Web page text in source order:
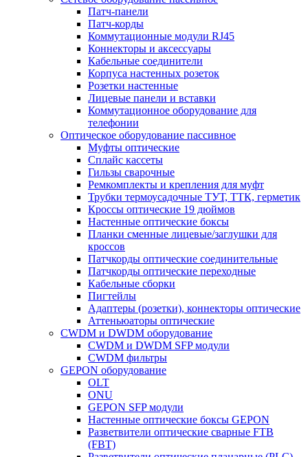
Патч-панели
Патч-корды
Коммутационные модули RJ45
Коннекторы и аксессуары
Кабельные соединители
Корпуса настенных розеток
Розетки настенные
Лицевые панели и вставки
Коммутационное оборудование для
телефонии
Оптическое оборудование пассивное
Муфты оптические
Сплайс кассеты
Гильзы сварочные
Ремкомплекты и крепления для муфт
Трубки термоусадочные ТУТ, ТТК, герметик
Кроссы оптические 19 дюймов
Настенные оптические боксы
Планки сменные лицевые/заглушки для
кроссов
Патчкорды оптические соединительные
Патчкорды оптические переходные
Кабельные сборки
Пигтейлы
Адаптеры (розетки), коннекторы оптические
Аттеньюаторы оптические
CWDM и DWDM оборудование
CWDM и DWDM SFP модули
CWDM фильтры
GEPON оборудование
OLT
ONU
GEPON SFP модули
Настенные оптические боксы GEPON
Разветвители оптические сварные FTB
(FBT)